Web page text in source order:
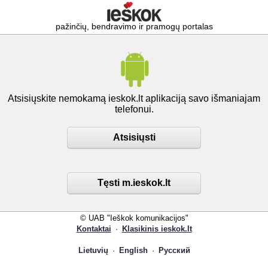
pažinčių, bendravimo ir pramogų portalas
Atsisiųskite nemokamą ieskok.lt aplikaciją savo išmaniajam
telefonui.
Atsisiųsti
Tęsti m.ieskok.lt
© UAB "Ieškok komunikacijos"
Kontaktai · Klasikinis ieskok.lt
Lietuvių · English · Русский